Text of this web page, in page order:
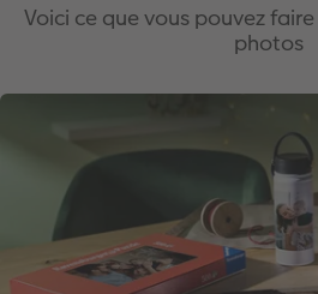
Voici ce que vous pouvez
photos